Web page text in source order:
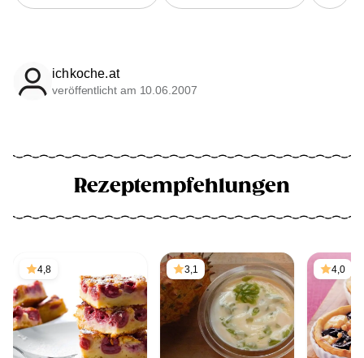
ichkoche.at
veröffentlicht am 10.06.2007
Rezeptempfehlungen
4,8 3,1 4,0